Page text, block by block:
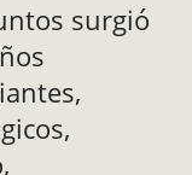
surgió